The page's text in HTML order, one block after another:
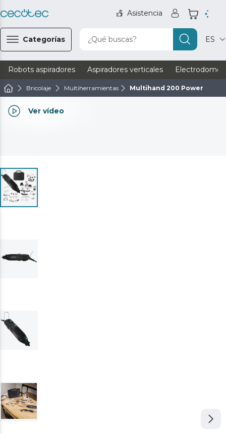
Asistencia
Categorías ¿Qué buscas? ES
Robots aspiradores Aspiradores verticales
Bricolaje Multiherramientas Multihand 200 Power
Ver vídeo